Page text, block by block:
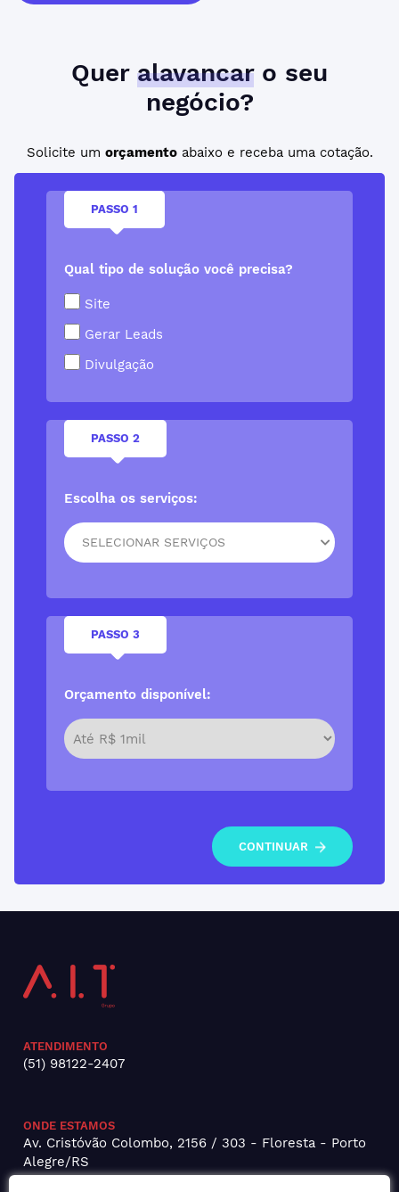
Quer alavancaro seu
negócio?
Solicite um orçamentoabaixo e receba uma cotação.
PASSO 1
Qual tipo de solução você precisa?
Site
Gerar Leads
Divulgação
PASSO 2
Escolha os serviços:
SELECIONAR SERVIÇOS
PASSO 3
Orçamento disponível:
CONTINUAR
ATENDIMENTO
(51) 98122-2407
ONDE ESTAMOS
Av. Cristóvão Colombo, 2156 / 303 - Floresta - Porto
Alegre/RS